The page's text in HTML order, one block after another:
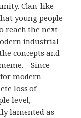
Clan-like
young people
reach the next
industrial
concepts and
– Since
modern
loss of
level,
lamented as